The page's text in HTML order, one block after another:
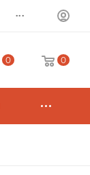
...
0 0